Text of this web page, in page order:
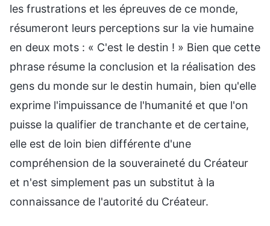
les frustrations et les épreuves de ce monde,
résumeront leurs perceptions sur la vie humaine
en deux mots : « C'est le destin ! » Bien que cette
phrase résume la conclusion et la réalisation des
gens du monde sur le destin humain, bien qu'elle
exprime l'impuissance de l'humanité et que l'on
puisse la qualifier de tranchante et de certaine,
elle est de loin bien différente d'une
compréhension de la souveraineté du Créateur
et n'est simplement pas un substitut à la
connaissance de l'autorité du Créateur.